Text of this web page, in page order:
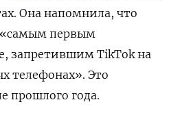
Она напомнила, что
«самым первым
запретившим TikTok на
телефонах». Это
прошлого года.